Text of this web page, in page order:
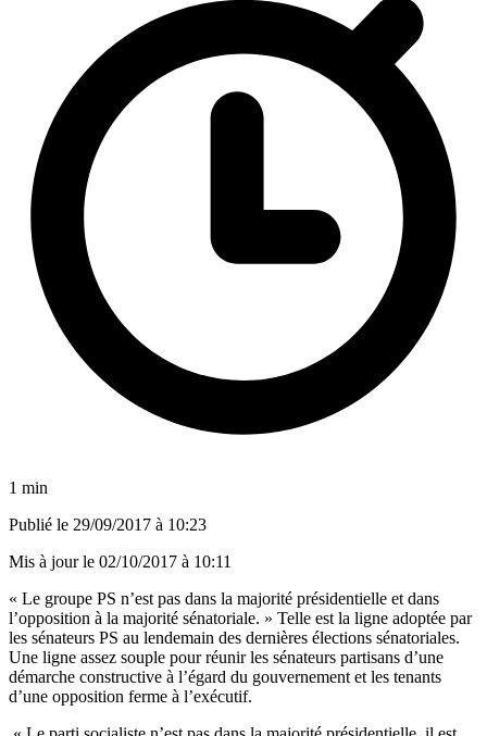
1 min
Publié le 29/09/2017 à 10:23
Mis à jour le 02/10/2017 à 10:11
« Le groupe PS n’est pas dans la majorité présidentielle et dans
l’opposition à la majorité sénatoriale. » Telle est la ligne adoptée par
les sénateurs PS au lendemain des dernières élections sénatoriales.
Une ligne assez souple pour réunir les sénateurs partisans d’une
démarche constructive à l’égard du gouvernement et les tenants
d’une opposition ferme à l’exécutif.